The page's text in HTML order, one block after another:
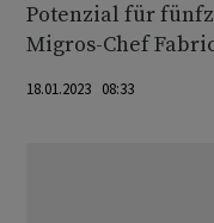
Potenzial für
Migros-Chef
18.01.2023 08:33